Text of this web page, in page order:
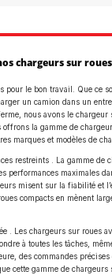
chargeurs sur roues
pour le bon travail. Que ce
un camion dans un
nous avons le chargeur
offrons la gamme de
marques et modèles de
restreints . La gamme de
performances maximales
misent sur la fiabilité et
compacts en mènent
. Les chargeurs sur roues
à toutes les tâches,
des commandes
cette gamme de